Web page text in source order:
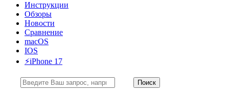
Инструкции
Обзоры
Новости
Сравнение
macOS
IOS
⚡️iPhone 17